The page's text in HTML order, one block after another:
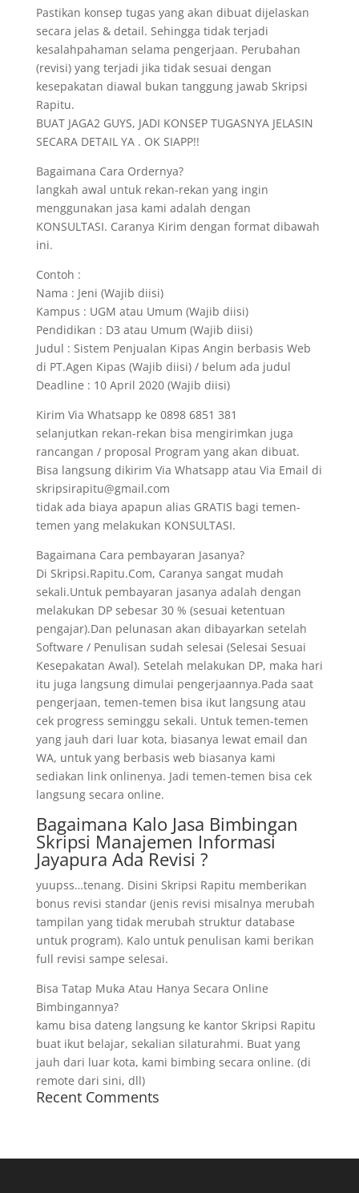
Pastikan konsep tugas yang akan dibuat dijelaskan
secara jelas & detail. Sehingga tidak terjadi
kesalahpahaman selama pengerjaan. Perubahan
(revisi) yang terjadi jika tidak sesuai dengan
kesepakatan diawal bukan tanggung jawab Skripsi
Rapitu.
BUAT JAGA2 GUYS, JADI KONSEP TUGASNYA JELASIN
SECARA DETAIL YA . OK SIAPP!!
Bagaimana Cara Ordernya?
langkah awal untuk rekan-rekan yang ingin
menggunakan jasa kami adalah dengan
KONSULTASI. Caranya Kirim dengan format dibawah
ini.
Contoh :
Nama : Jeni (Wajib diisi)
Kampus : UGM atau Umum (Wajib diisi)
Pendidikan : D3 atau Umum (Wajib diisi)
Judul : Sistem Penjualan Kipas Angin berbasis Web
di PT.Agen Kipas (Wajib diisi) / belum ada judul
Deadline : 10 April 2020 (Wajib diisi)
Kirim Via Whatsapp ke 0898 6851 381
selanjutkan rekan-rekan bisa mengirimkan juga
rancangan / proposal Program yang akan dibuat.
Bisa langsung dikirim Via Whatsapp atau Via Email di
skripsirapitu@gmail.com
tidak ada biaya apapun alias GRATIS bagi temen-
temen yang melakukan KONSULTASI.
Bagaimana Cara pembayaran Jasanya?
Di Skripsi.Rapitu.Com, Caranya sangat mudah
sekali.Untuk pembayaran jasanya adalah dengan
melakukan DP sebesar 30 % (sesuai ketentuan
pengajar).Dan pelunasan akan dibayarkan setelah
Software / Penulisan sudah selesai (Selesai Sesuai
Kesepakatan Awal). Setelah melakukan DP, maka hari
itu juga langsung dimulai pengerjaannya.Pada saat
pengerjaan, temen-temen bisa ikut langsung atau
cek progress seminggu sekali. Untuk temen-temen
yang jauh dari luar kota, biasanya lewat email dan
WA, untuk yang berbasis web biasanya kami
sediakan link onlinenya. Jadi temen-temen bisa cek
langsung secara online.
Bagaimana Kalo Jasa Bimbingan
Skripsi Manajemen Informasi
Jayapura Ada Revisi ?
yuupss…tenang. Disini Skripsi Rapitu memberikan
bonus revisi standar (jenis revisi misalnya merubah
tampilan yang tidak merubah struktur database
untuk program). Kalo untuk penulisan kami berikan
full revisi sampe selesai.
Bisa Tatap Muka Atau Hanya Secara Online
Bimbingannya?
kamu bisa dateng langsung ke kantor Skripsi Rapitu
buat ikut belajar, sekalian silaturahmi. Buat yang
jauh dari luar kota, kami bimbing secara online. (di
remote dari sini, dll)
Recent Comments